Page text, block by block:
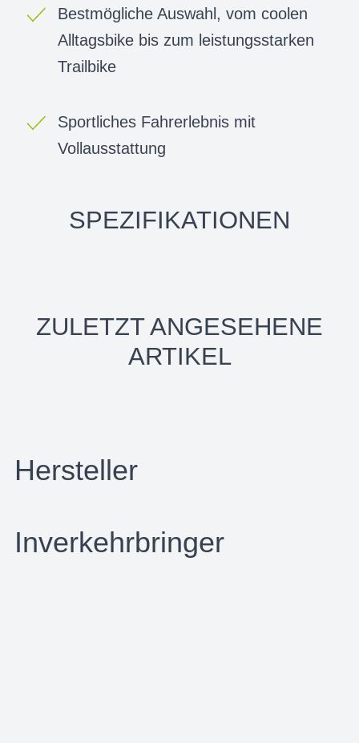
Bestmögliche Auswahl, vom coolen
Alltagsbike bis zum leistungsstarken
Trailbike
Sportliches Fahrerlebnis mit
Vollausstattung
SPEZIFIKATIONEN
ZULETZT ANGESEHENE
ARTIKEL
Hersteller
Inverkehrbringer